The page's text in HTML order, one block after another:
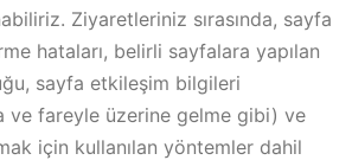
Ziyaretleriniz sırasında, sayfa
hataları, belirli sayfalara yapılan
sayfa etkileşim bilgileri
ve fareyle üzerine gelme gibi) ve
için kullanılan yöntemler dahil